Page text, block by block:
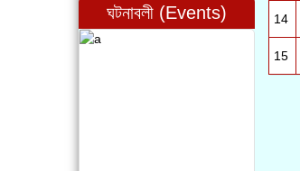
ঘটনাবলী (Events)
14
15